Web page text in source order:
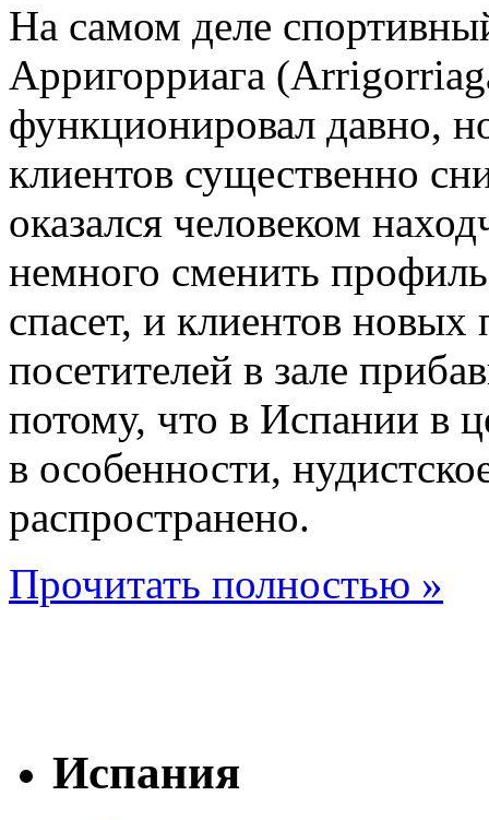
На самом деле
Арригорриага
функционировал давно,
клиентов существенно
оказался человеком
немного сменить
спасет, и клиентов новых
посетителей в зале
потому, что в Испании в
в особенности,
распространено.
Прочитать полностью »
Испания